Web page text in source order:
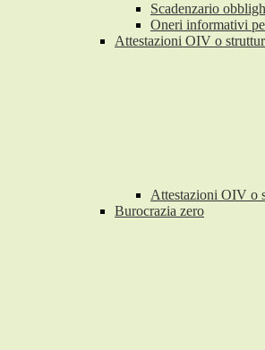
Scadenzario
Oneri informativi
Attestazioni OIV o
Attestazioni OIV o
Burocrazia zero